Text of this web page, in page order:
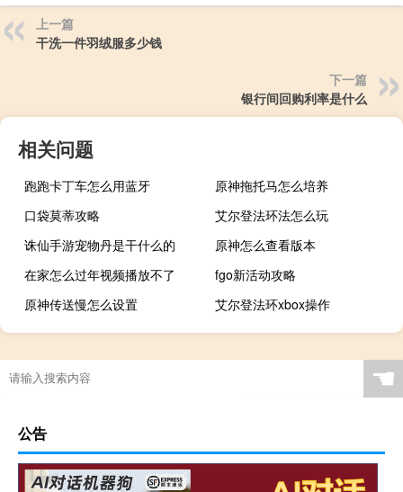
上一篇
干洗一件羽绒服多少钱
下一篇
银行间回购利率是什么
相关问题
跑跑卡丁车怎么用蓝牙
原神拖托马怎么培养
口袋莫蒂攻略
艾尔登法环法怎么玩
诛仙手游宠物丹是干什么的
原神怎么查看版本
在家怎么过年视频播放不了
fgo新活动攻略
原神传送慢怎么设置
艾尔登法环xbox操作
☚
公告